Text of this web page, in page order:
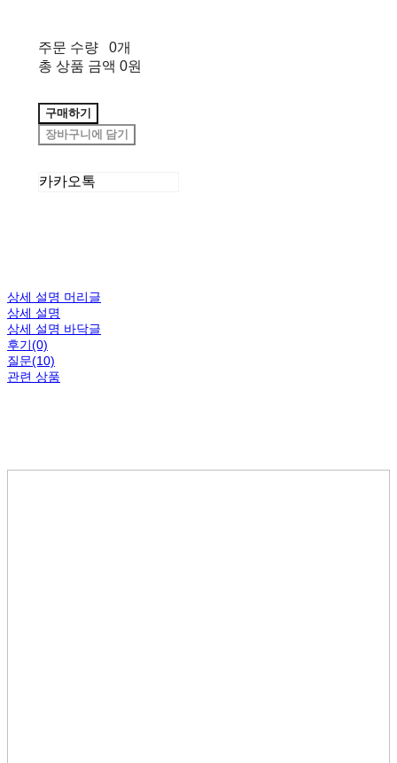
주문 수량
0개
총 상품 금액 0원
구매하기
장바구니에 담기
카카오톡
상세 설명 머리글
상세 설명
상세 설명 바닥글
후기(0)
질문(10)
관련 상품